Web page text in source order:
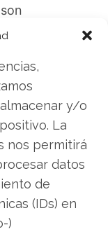
y/o
La
nos permitirá
datos
de
(IDs) en
)
para
gratuito
más aquí!